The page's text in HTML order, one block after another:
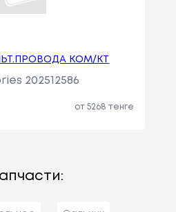
КОМ/КТ
202512586
от 5268 тенге